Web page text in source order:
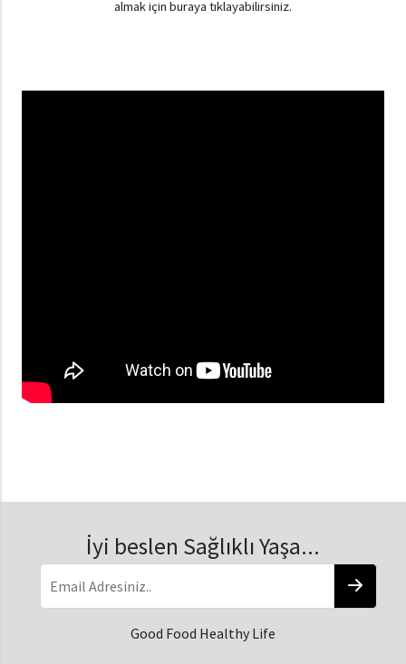
almak için buraya tıklayabilirsiniz.
İyi beslen Sağlıklı Yaşa...
Good Food Healthy Life